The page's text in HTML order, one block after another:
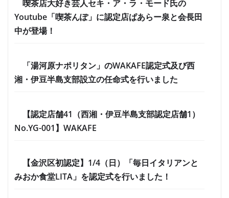
喫茶店大好き芸人セキ・ア・ラ・モード氏の
Youtube「喫茶んぽ」に認定店ぱあらー泉と会長田
中が登場！
「湯河原ナポリタン」のWAKAFE認定式及び西
湘・伊豆半島支部設立の任命式を行いました
【認定店舗41（西湘・伊豆半島支部認定店舗1）
No.YG-001】WAKAFE
【金沢区初認定】1/4（日）「毎日イタリアンと
みおか食堂LITA」を認定式を行いました！